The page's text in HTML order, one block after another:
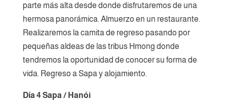
parte más alta desde donde disfrutaremos de una
hermosa panorámica. Almuerzo en un restaurante.
Realizaremos la camita de regreso pasando por
pequeñas aldeas de las tribus Hmong donde
tendremos la oportunidad de conocer su forma de
vida. Regreso a Sapa y alojamiento.
Día 4 Sapa / Hanói